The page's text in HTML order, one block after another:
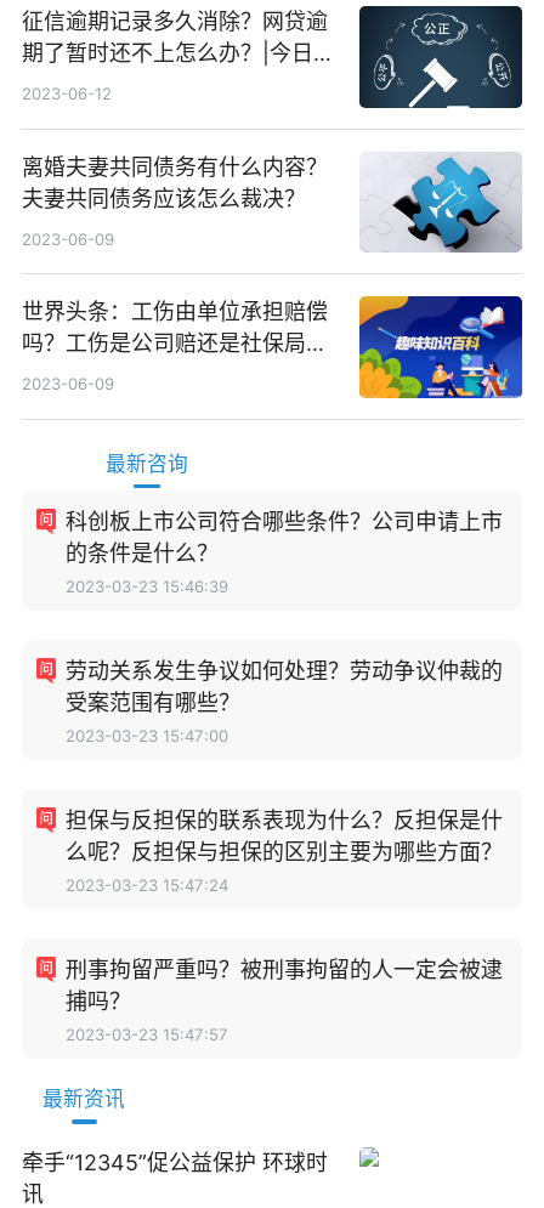
征信逾期记录多久消除？网贷逾
期了暂时还不上怎么办？|今日快
看
2023-06-12
离婚夫妻共同债务有什么内容？
夫妻共同债务应该怎么裁决？
2023-06-09
世界头条：工伤由单位承担赔偿
吗？工伤是公司赔还是社保局
赔？
2023-06-09
最新咨询
科创板上市公司符合哪些条件？公司申请上市
的条件是什么？
2023-03-23 15:46:39
劳动关系发生争议如何处理？劳动争议仲裁的
受案范围有哪些？
2023-03-23 15:47:00
担保与反担保的联系表现为什么？反担保是什
么呢？反担保与担保的区别主要为哪些方面？
2023-03-23 15:47:24
刑事拘留严重吗？被刑事拘留的人一定会被逮
捕吗？
2023-03-23 15:47:57
最新资讯
牵手“12345”促公益保护 环球时
讯